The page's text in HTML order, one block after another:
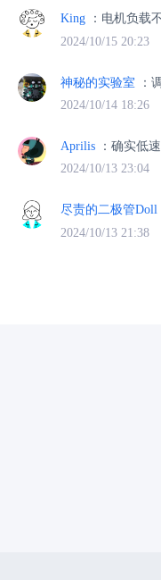
King
：电机负载
2024/10/15 20:23
神秘的实验室
：
2024/10/14 18:26
Aprilis
：确实低
2024/10/13 23:04
尽责的二极管Doll
2024/10/13 21:38